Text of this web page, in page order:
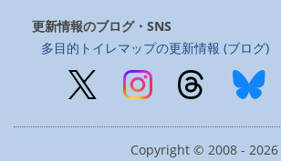
更新情報のブログ・SNS
多目的トイレマップの更新情報 (ブログ)
Copyright © 2008 - 2026